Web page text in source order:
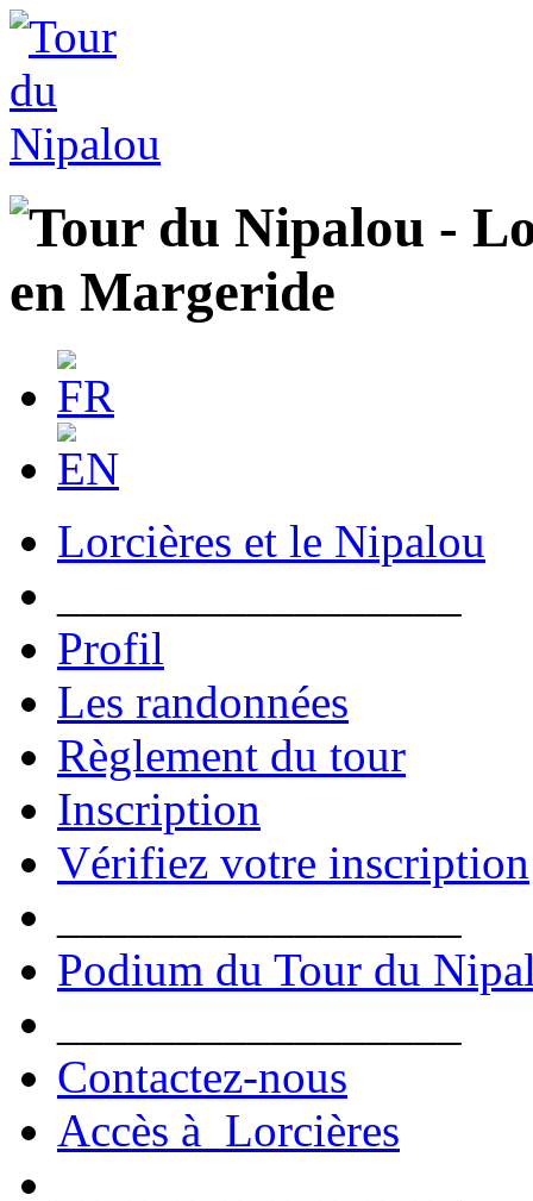
Lorcières et le Nipalou
Profil
Les randonnées
Règlement du tour
Inscription
Vérifiez votre inscription
Podium du Tour du
Contactez-nous
Accès à Lorcières